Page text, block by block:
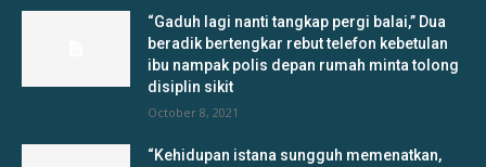
“Gaduh lagi nanti tangkap pergi balai,” Dua
beradik bertengkar rebut telefon kebetulan
ibu nampak polis depan rumah minta tolong
disiplin sikit
October 8, 2021
“Kehidupan istana sungguh memenatkan,